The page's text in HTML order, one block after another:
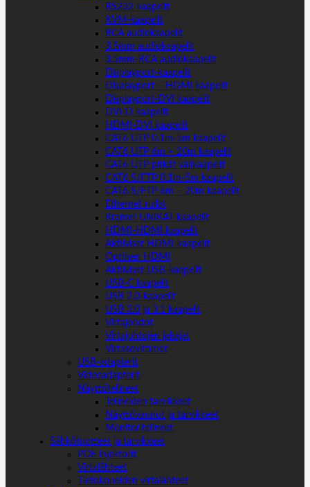
RS232-kaapelit
KVM-kaapelit
RCA audiokaapelit
3.5mm audiokaapelit
3.5mm-RCA audiokaapelit
Displayport-kaapelit
Displayport – HDMI kaapelit
Displayport-DVI kaapelit
DVI-D kaapelit
HDMI-DVI kaapelit
CAT6 UTP 0.1m-5m kaapelit
CAT6 UTP 6m – 20m kaapelit
CAT6 UTP pitkät välikaapelit
CAT6 S/FTP 0.1m-5m kaapelit
CAT6 S/FTP 6m – 20m kaapelit
Ethernet rullat
Kramer UNIKAT-kaapelit
HDMI-HDMI kaapelit
Aktiiviset HDMI-kaapelit
Optinen HDMI
Aktiiviset USB-kaapelit
USB-C kaapelit
USB 2.0-kaapelit
USB 3.0 ja 3.1 kaapelit
Virtajohdot
Virtajohtojen jakajat
Virtasovittimet
USB-adapterit
Videoadapterit
Näyttötelineet
Telineiden tarvikkeet
Näyttövaunut ja tarvikkeet
Monitoritelineet
Sähkötuotteet ja tarvikkeet
POE injektorit
Virtalähteet
Tietokoneiden virtalähteet